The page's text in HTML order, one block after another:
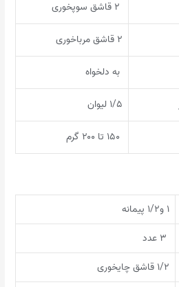
۲ قاشق مرباخوری
به دلخواه
۱/۵ لیوان
۱ و۱/۲ پیمانه
۱/۲ قاشق چایخوری